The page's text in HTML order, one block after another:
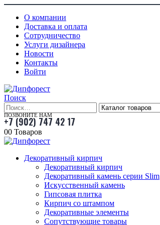
О компании
Доставка и оплата
Сотрудничество
Услуги дизайнера
Новости
Контакты
Войти
Поиск
ПОЗВОНИТЕ НАМ
+7 (902) 747 42 17
00 Товаров
Декоративный кирпич
Декоративный кирпич
Декоративный камень серии Slim
Искусственный камень
Гипсовая плитка
Кирпич со штампом
Декоративные элементы
Сопутствующие товары